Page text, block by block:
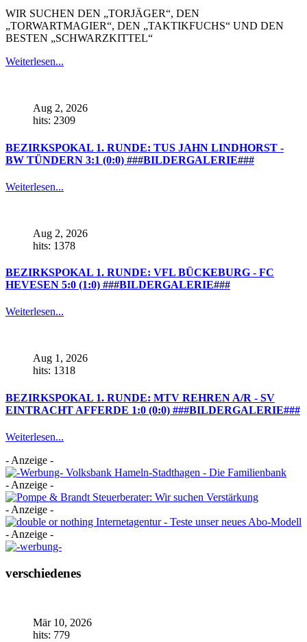
WIR SUCHEN DEN „TORJÄGER“, DEN
„TORWARTMAGIER“, DEN „TAKTIKFUCHS“ UND DEN
BESTEN „SCHWARZKITTEL“
Weiterlesen...
Aug 2, 2026
hits: 2309
BEZIRKSPOKAL 1. RUNDE: TUS JAHN LINDHORST -
BW TÜNDERN 3:1 (0:0) ###BILDERGALERIE###
Weiterlesen...
Aug 2, 2026
hits: 1378
BEZIRKSPOKAL 1. RUNDE: VFL BÜCKEBURG - FC
HEVESEN 5:0 (1:0) ###BILDERGALERIE###
Weiterlesen...
Aug 1, 2026
hits: 1318
BEZIRKSPOKAL 1. RUNDE: MTV REHREN A/R - SV
EINTRACHT AFFERDE 1:0 (0:0) ###BILDERGALERIE###
Weiterlesen...
- Anzeige -
- Anzeige -
- Anzeige -
- Anzeige -
verschiedenes
Mär 10, 2026
hits: 779